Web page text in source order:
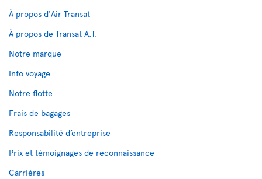
À propos d'Air Transat
À propos de Transat A.T.
Notre marque
Info voyage
Notre flotte
Frais de bagages
Responsabilité d’entreprise
Prix et témoignages de reconnaissance
Carrières